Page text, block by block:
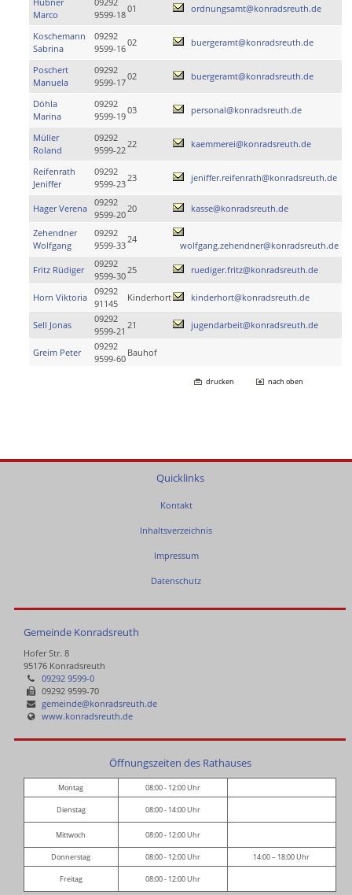
Marco
9599-18
01 ordnungsamt@konradsreuth.de
Koschemann
Sabrina
09292
9599-16
02 buergeramt@konradsreuth.de
Poschert
Manuela
09292
9599-17
02 buergeramt@konradsreuth.de
Döhla
Marina
09292
9599-19
03 personal@konradsreuth.de
Müller
Roland
09292
9599-22
22 kaemmerei@konradsreuth.de
Reifenrath
Jeniffer
09292
9599-23
23 jeniffer.reifenrath@konradsreuth.de
Hager Verena
09292
9599-20
20 kasse@konradsreuth.de
Zehendner
Wolfgang
09292
9599-33
24
wolfgang.zehendner@konradsreuth.de
Fritz Rüdiger
09292
9599-30
25 ruediger.fritz@konradsreuth.de
Horn Viktoria
09292
91145
Kinderhort kinderhort@konradsreuth.de
Sell Jonas
09292
9599-21
21 jugendarbeit@konradsreuth.de
Greim Peter
09292
9599-60
Bauhof
drucken nach oben
Quicklinks
Kontakt
Inhaltsverzeichnis
Impressum
Datenschutz
Gemeinde Konradsreuth
Hofer Str. 8
95176 Konradsreuth
09292 9599-0
09292 9599-70
gemeinde@konradsreuth.de
www.konradsreuth.de
Öffnungszeiten des Rathauses
Montag 08:00 - 12:00 Uhr
Dienstag 08:00 - 14:00 Uhr
Mittwoch 08:00 - 12:00 Uhr
Donnerstag 08:00 - 12:00 Uhr 14:00 – 18:00 Uhr
Freitag 08:00 - 12:00 Uhr